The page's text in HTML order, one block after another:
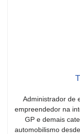
Administrador de
empreendedor na
GP e demais
automobilismo